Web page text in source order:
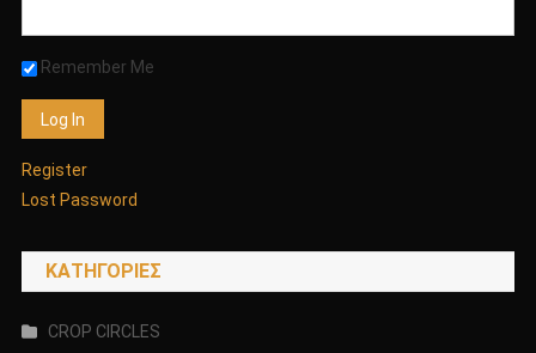
Remember Me
Register
Lost Password
KΑΤΗΓΟΡΊΕΣ
CROP CIRCLES